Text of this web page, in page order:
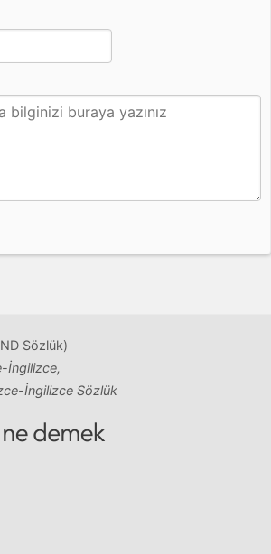
Sözlük)
İngilizce,
İngilizce Sözlük